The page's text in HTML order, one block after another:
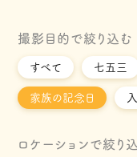
撮影目的で絞り込む
すべて 七五三
家族の記念日
ロケーションで絞り